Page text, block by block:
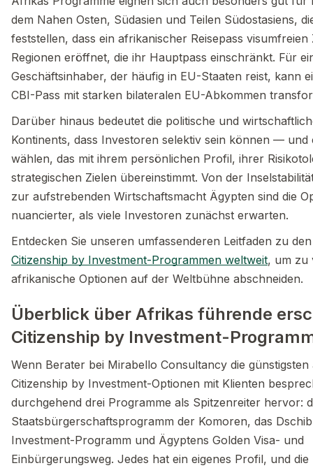
dem Nahen Osten, Südasien und Teilen Südostasiens,
feststellen, dass ein afrikanischer Reisepass visumfreien
Regionen eröffnet, die ihr Hauptpass einschränkt. Für
Geschäftsinhaber, der häufig in EU-Staaten reist, kann
CBI-Pass mit starken bilateralen EU-Abkommen
Darüber hinaus bedeutet die politische und
Kontinents, dass Investoren selektiv sein können — und
wählen, das mit ihrem persönlichen Profil, ihrer
strategischen Zielen übereinstimmt. Von der
zur aufstrebenden Wirtschaftsmacht Ägypten sind die
nuancierter, als viele Investoren zunächst erwarten.
Entdecken Sie unseren umfassenderen Leitfaden zu
Citizenship by Investment-Programmen weltweit, um zu
afrikanische Optionen auf der Weltbühne abschneiden.
Überblick über Afrikas führende
Citizenship by Investment-
Wenn Berater bei Mirabello Consultancy die
Citizenship by Investment-Optionen mit Klienten
durchgehend drei Programme als Spitzenreiter hervor:
Staatsbürgerschaftsprogramm der Komoren, das
Investment-Programm und Ägyptens Golden Visa- und
Einbürgerungsweg. Jedes hat ein eigenes Profil, und die